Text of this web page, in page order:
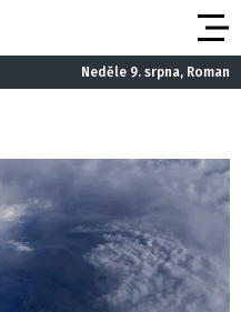
Neděle 9. srpna, Roman